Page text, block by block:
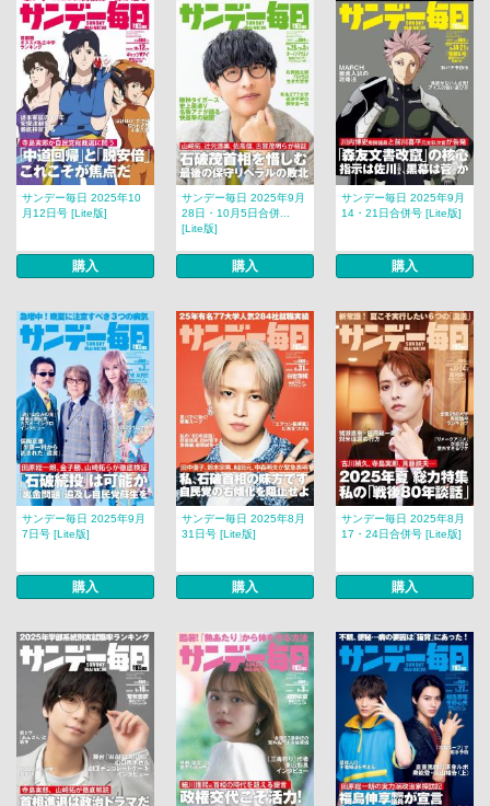
サンデー毎日 2025年10
月12日号 [Lite版]
購入
サンデー毎日 2025年9月
28日・10月5日合併...
[Lite版]
購入
サンデー毎日 2025年9月
14・21日合併号 [Lite版]
購入
サンデー毎日 2025年9月
7日号 [Lite版]
購入
サンデー毎日 2025年8月
31日号 [Lite版]
購入
サンデー毎日 2025年8月
17・24日合併号 [Lite版]
購入